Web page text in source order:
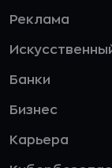
Реклама
Банки
Бизнес
Карьера